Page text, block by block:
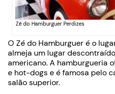
Zé do Hamburguer Perdizes
O Zé do Hamburguer é o
almeja um lugar
americano. A hamburgueria
e hot-dogs e é famosa pelo
salão superior.